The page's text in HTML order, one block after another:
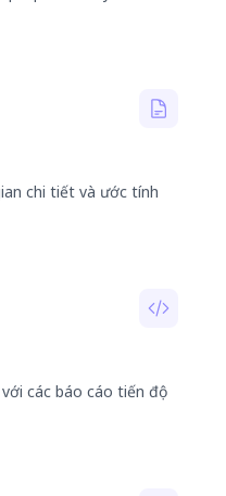
chi tiết và ước tính
các báo cáo tiến độ